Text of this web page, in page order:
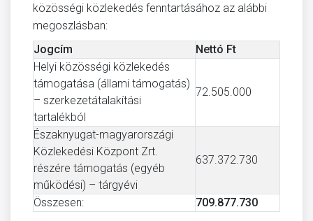
közösségi közlekedés fenntartásához az alábbi
megoszlásban:
Jogcím
Nettó Ft
Helyi közösségi közlekedés
támogatása (állami támogatás)
– szerkezetátalakítási
tartalékból
72.505.000
Északnyugat-magyarországi
Közlekedési Központ Zrt.
részére támogatás (egyéb
működési) – tárgyévi
637.372.730
Összesen: 709.877.730